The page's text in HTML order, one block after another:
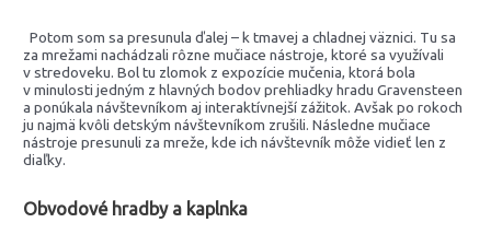
Potom som sa presunula ďalej – k tmavej a chladnej väznici. Tu sa
za mrežami nachádzali rôzne mučiace nástroje, ktoré sa využívali
v stredoveku. Bol tu zlomok z expozície mučenia, ktorá bola
v minulosti jedným z hlavných bodov prehliadky hradu Gravensteen
a ponúkala návštevníkom aj interaktívnejší zážitok. Avšak po rokoch
ju najmä kvôli detským návštevníkom zrušili. Následne mučiace
nástroje presunuli za mreže, kde ich návštevník môže vidieť len z
diaľky.
Obvodové hradby a kaplnka